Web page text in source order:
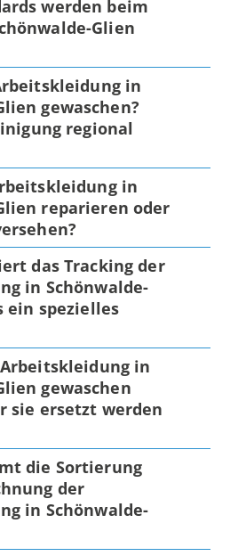
werden beim
Glien
in
gewaschen?
regional
in
reparieren oder
das Tracking der
in Schönwalde-
ein spezielles
in
gewaschen
sie ersetzt werden
die Sortierung
der
in Schönwalde-